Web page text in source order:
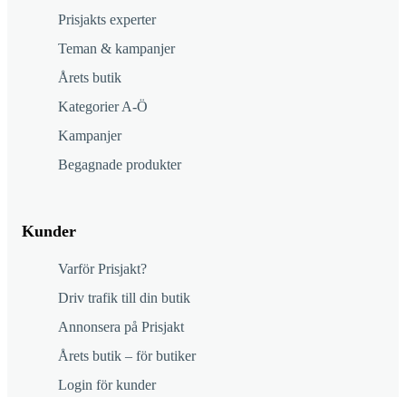
Prisjakts experter
Teman & kampanjer
Årets butik
Kategorier A-Ö
Kampanjer
Begagnade produkter
Kunder
Varför Prisjakt?
Driv trafik till din butik
Annonsera på Prisjakt
Årets butik – för butiker
Login för kunder